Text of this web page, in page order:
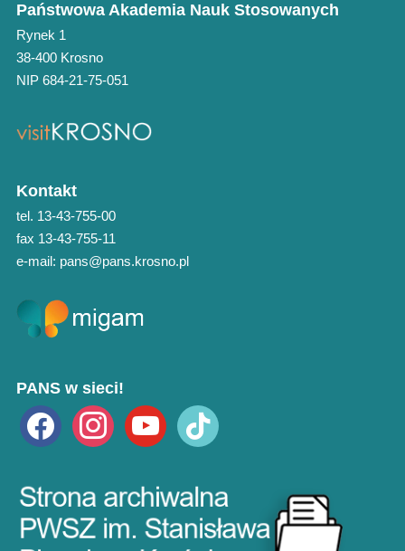
Państwowa Akademia Nauk Stosowanych
Rynek 1
38-400 Krosno
NIP 684-21-75-051
Kontakt
tel. 13-43-755-00
fax 13-43-755-11
e-mail: pans@pans.krosno.pl
PANS w sieci!
facebook instagramyoutube tiktok